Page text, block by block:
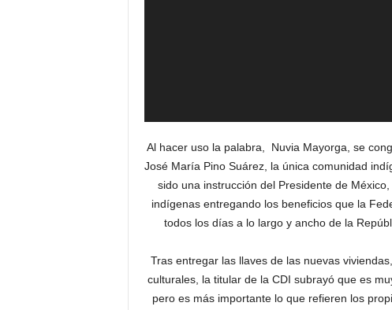
Al hacer uso la palabra, Nuvia Mayorga, se
José María Pino Suárez, la única comunidad
sido una instrucción del Presidente de
indígenas entregando los beneficios que la
todos los días a lo largo y ancho de la
Tras entregar las llaves de las nuevas
culturales, la titular de la CDI subrayó que es
pero es más importante lo que refieren los